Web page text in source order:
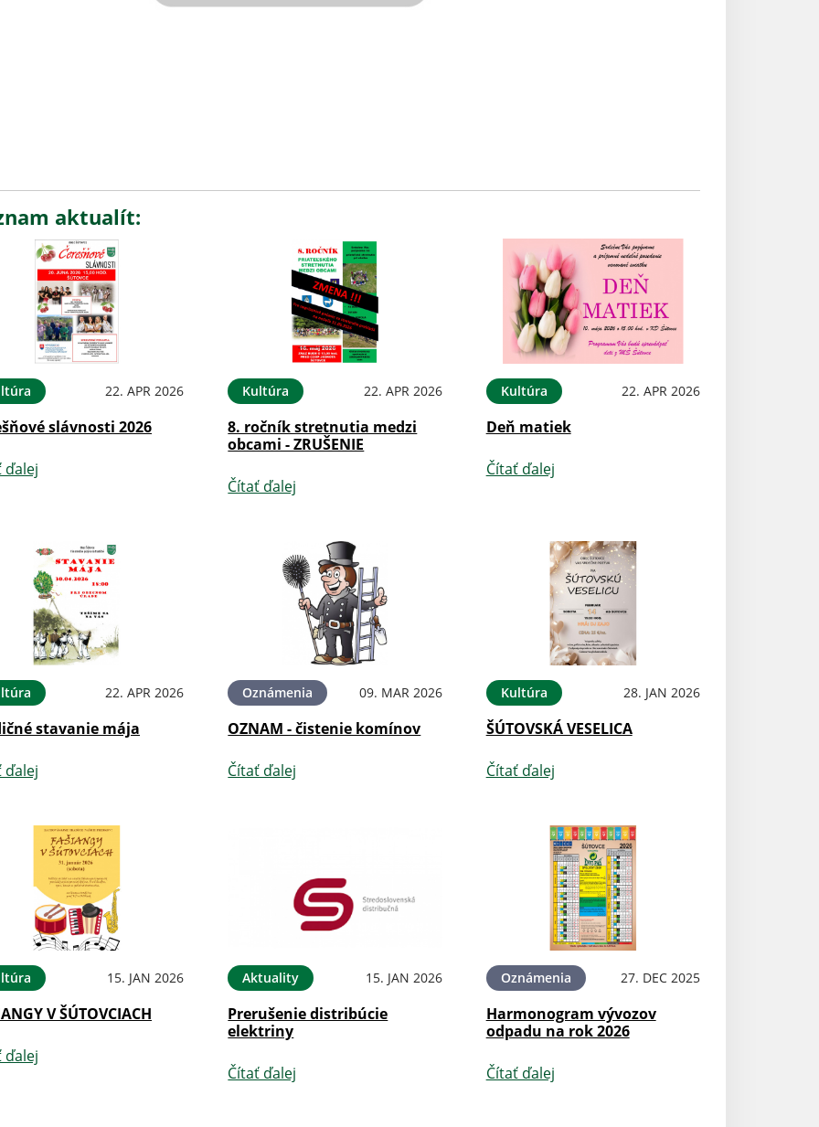
aktualít:
22. APR 2026
slávnosti 2026
ďalej
Kultúra 22. APR 2026
8. ročník stretnutia medzi
obcami - ZRUŠENIE
Čítať ďalej
Kultúra 22. APR 2026
Deň matiek
Čítať ďalej
22. APR 2026
stavanie mája
ďalej
Oznámenia 09. MAR 2026
OZNAM - čistenie komínov
Čítať ďalej
Kultúra 28. JAN 2026
ŠÚTOVSKÁ VESELICA
Čítať ďalej
15. JAN 2026
V ŠÚTOVCIACH
ďalej
Aktuality 15. JAN 2026
Prerušenie distribúcie
elektriny
Čítať ďalej
Oznámenia 27. DEC 2025
Harmonogram vývozov
odpadu na rok 2026
Čítať ďalej